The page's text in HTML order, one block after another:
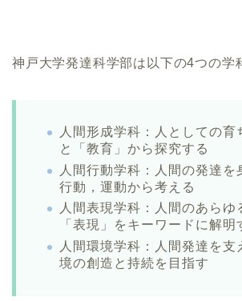
神戸大学発達科学部は以下の4つの学
人間形成学科：人としての育
と「教育」から探究する
人間行動学科：人間の発達を
行動，運動から考える
人間表現学科：人間のあらゆ
「表現」をキーワードに解明
人間環境学科：人間発達を支
境の創造と持続を目指す